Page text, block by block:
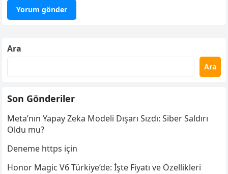
Ara
Ara
Son Gönderiler
Meta’nın Yapay Zeka Modeli Dışarı Sızdı: Siber Saldırı
Oldu mu?
Deneme https için
Honor Magic V6 Türkiye’de: İşte Fiyatı ve Özellikleri